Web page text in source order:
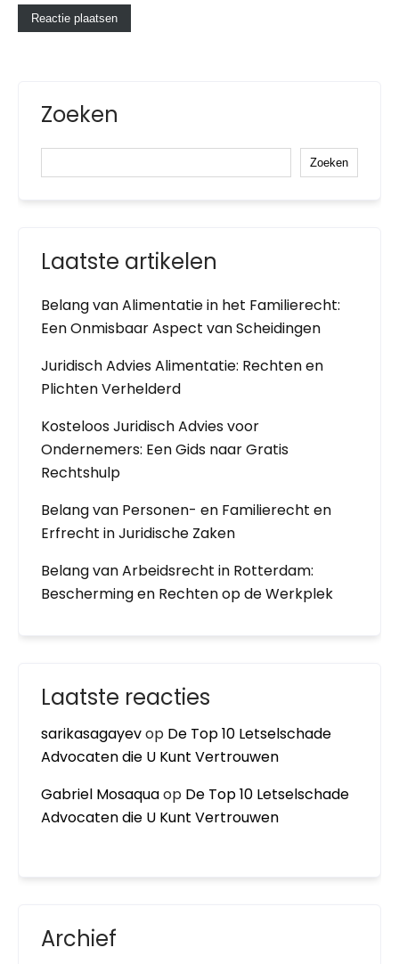
Zoeken
Zoeken
Laatste artikelen
Belang van Alimentatie in het Familierecht:
Een Onmisbaar Aspect van Scheidingen
Juridisch Advies Alimentatie: Rechten en
Plichten Verhelderd
Kosteloos Juridisch Advies voor
Ondernemers: Een Gids naar Gratis
Rechtshulp
Belang van Personen- en Familierecht en
Erfrecht in Juridische Zaken
Belang van Arbeidsrecht in Rotterdam:
Bescherming en Rechten op de Werkplek
Laatste reacties
sarikasagayevop De Top 10 Letselschade
Advocaten die U Kunt Vertrouwen
Gabriel Mosaquaop De Top 10 Letselschade
Advocaten die U Kunt Vertrouwen
Archief